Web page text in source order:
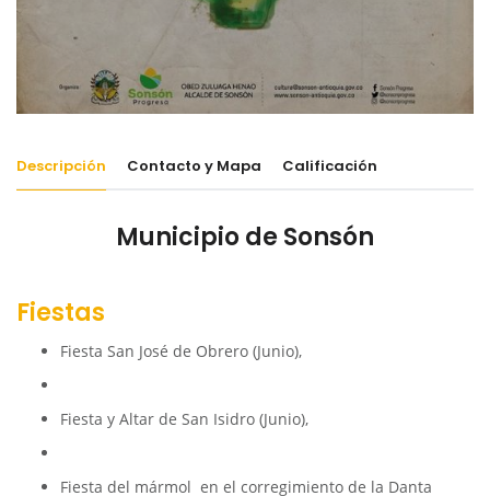
Descripción Contacto y Mapa Calificación
Municipio de Sonsón
Fiestas
Fiesta San José de Obrero (Junio),
Fiesta y Altar de San Isidro (Junio),
Fiesta del mármol en el corregimiento de la Danta